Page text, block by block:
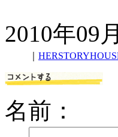
2010年09
名前：